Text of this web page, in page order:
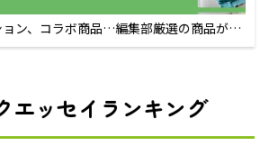
ン、コラボ商品…編集部厳選の商品が買
エッセイランキング